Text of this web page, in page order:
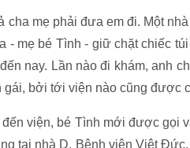
cha mẹ phải đưa em đi. Một
- mẹ bé Tình - giữ chặt chiếc
nay. Lần nào đi khám, anh
gái, bởi tới viện nào cũng được
viện, bé Tình mới được gọi
tại nhà D, Bệnh viện Việt